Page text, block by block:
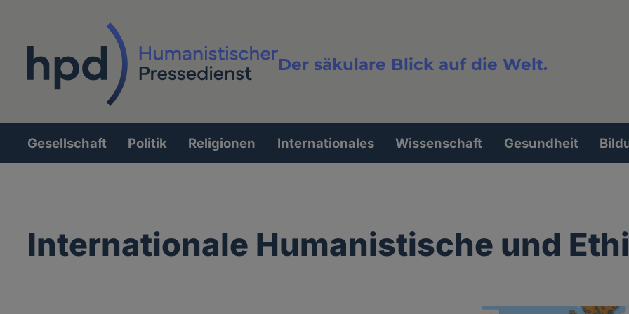
Der säkulare Blick auf die Welt.
Volltextsuche
Hauptnavigation
Gesellschaft Politik Religionen Internationales Wissenschaft Gesundheit
Internationale Humanistische und